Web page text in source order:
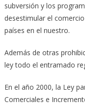
subversión y los
desestimular el
países en el nuestro.
Además de otras
ley todo el entramado
En el año 2000, la Ley
Comerciales e